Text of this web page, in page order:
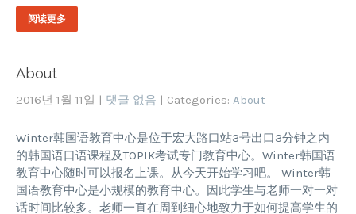
阅读更多
About
2016년 1월 11일 | 댓글 없음 | Categories: About
Winter韩国语教育中心是位于宏大路口站3号出口3分钟之内
的韩国语口语课程及TOPIK考试专门教育中心。Winter韩国语
教育中心随时可以报名上课。从今天开始学习吧。 Winter韩
国语教育中心是小规模的教育中心。因此学生与老师一对一对
话时间比较多。老师一直在周到细心地致力于如何提高学生的